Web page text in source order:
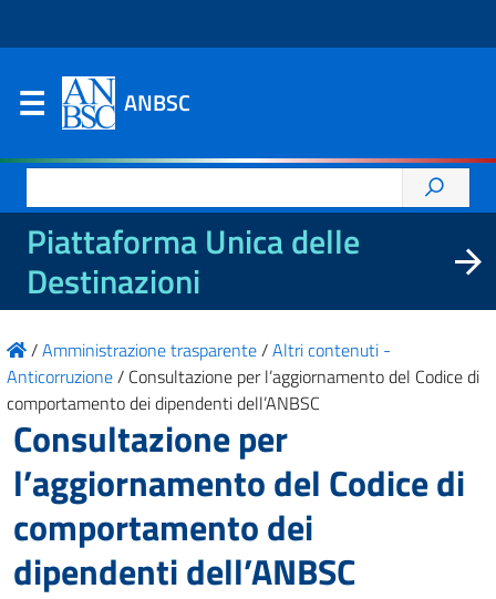
ANBSC
per:
Piattaforma Unica delle
Destinazioni
/Amministrazione trasparente/Altri contenuti -
Anticorruzione/ Consultazione per l’aggiornamento del Codice di
comportamento dei dipendenti dell’ANBSC
Consultazione per
l’aggiornamento del Codice di
comportamento dei
dipendenti dell’ANBSC